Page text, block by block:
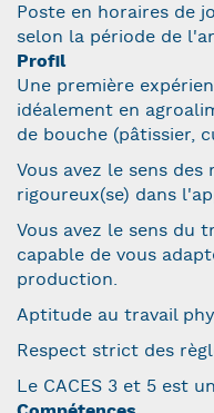
Poste en horaires de
selon la période de
Profil
Une première
idéalement en
de bouche (pâtissier,
Vous avez le sens
rigoureux(se) dans
Vous avez le sens du
capable de vous
production.
Aptitude au travail
Respect strict des
Le CACES 3 et 5 est